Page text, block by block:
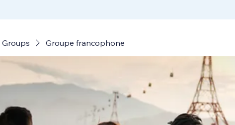
Groups Groupe francophone